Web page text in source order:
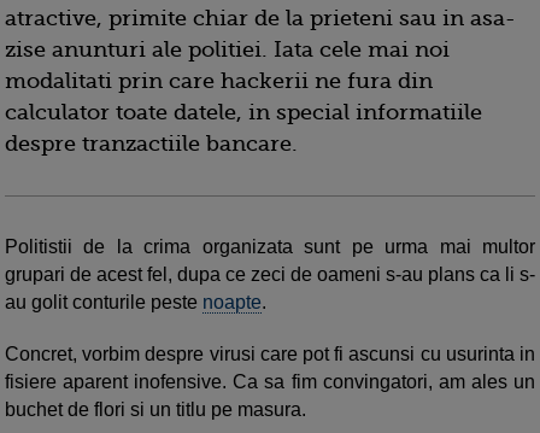
atractive, primite chiar de la prieteni sau in asa-
zise anunturi ale politiei. Iata cele mai noi
modalitati prin care hackerii ne fura din
calculator toate datele, in special informatiile
despre tranzactiile bancare.
Politistii de la crima organizata sunt pe urma mai multor
grupari de acest fel, dupa ce zeci de oameni s-au plans ca li s-
au golit conturile peste noapte.
Concret, vorbim despre virusi care pot fi ascunsi cu usurinta in
fisiere aparent inofensive. Ca sa fim convingatori, am ales un
buchet de flori si un titlu pe masura.